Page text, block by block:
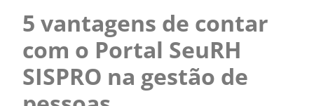
5 vantagens de contar
com o Portal SeuRH
SISPRO na gestão de